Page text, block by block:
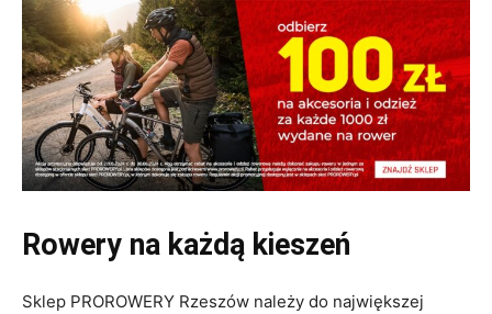
Rowery na każdą kieszeń
Sklep PROROWERY Rzeszów należy do największej